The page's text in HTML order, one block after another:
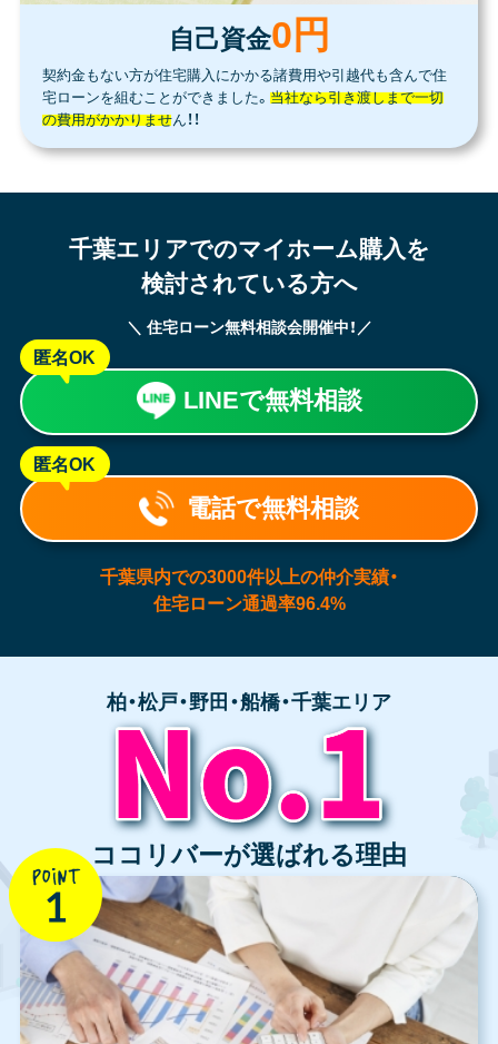
自己資金0円
契約金もない方が住宅購入にかかる諸費用や引越代も含んで住
宅ローンを組むことができました。 当社なら引き渡しまで一切
の費用がかかりません！！
千葉エリアでのマイホーム購入を
検討されている方へ
＼ 住宅ローン無料相談会開催中！／
LINEで無料相談
匿名OK
電話で無料相談
匿名OK
千葉県内での3000件以上の仲介実績・
住宅ローン通過率96.4%
柏・松戸・野田・船橋・千葉エリア
ココリバーが選ばれる理由